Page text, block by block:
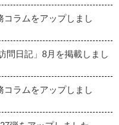
ラムをアップしまし
問日記」8月を掲載しまし
ラムをアップしまし